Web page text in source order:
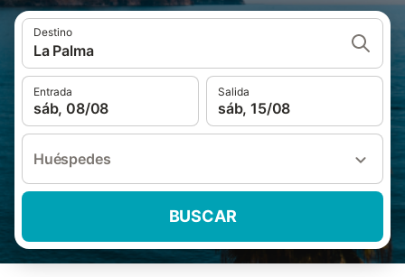
Destino
La Palma
Entrada
sáb, 08/08
Salida
sáb, 15/08
Huéspedes
BUSCAR